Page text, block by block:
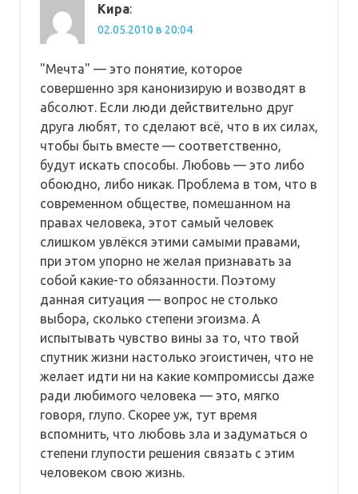
Кира:
02.05.2010 в 20:04
"Мечта" — это понятие, которое
совершенно зря канонизирую и возводят в
абсолют. Если люди действительно друг
друга любят, то сделают всё, что в их силах,
чтобы быть вместе — соответственно,
будут искать способы. Любовь — это либо
обоюдно, либо никак. Проблема в том, что в
современном обществе, помешанном на
правах человека, этот самый человек
слишком увлёкся этими самыми правами,
при этом упорно не желая признавать за
собой какие-то обязанности. Поэтому
данная ситуация — вопрос не столько
выбора, сколько степени эгоизма. А
испытывать чувство вины за то, что твой
спутник жизни настолько эгоистичен, что не
желает идти ни на какие компромиссы даже
ради любимого человека — это, мягко
говоря, глупо. Скорее уж, тут время
вспомнить, что любовь зла и задуматься о
степени глупости решения связать с этим
человеком свою жизнь.